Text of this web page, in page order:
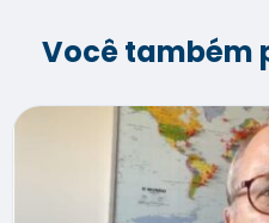
Você também